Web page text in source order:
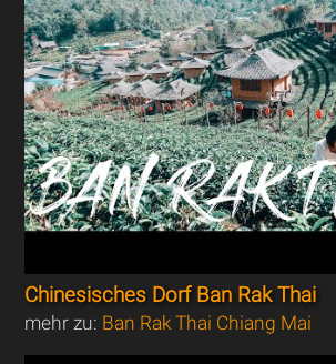
Chinesisches Dorf Ban Rak Thai
mehr zu: Ban Rak Thai Chiang Mai